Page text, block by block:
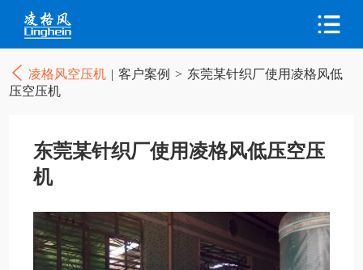
凌格风空压机 | 客户案例 > 东莞某针织厂使用凌格风低
压空压机
东莞某针织厂使用凌格风低压空压
机